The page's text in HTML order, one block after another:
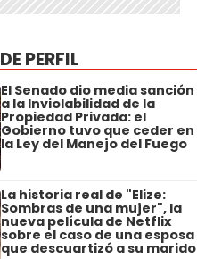
PERFIL
El Senado dio media sanción
a la Inviolabilidad de la
Propiedad Privada: el
Gobierno tuvo que ceder en
la Ley del Manejo del Fuego
La historia real de "Elize:
Sombras de una mujer", la
nueva película de Netflix
sobre el caso de una esposa
que descuartizó a su marido